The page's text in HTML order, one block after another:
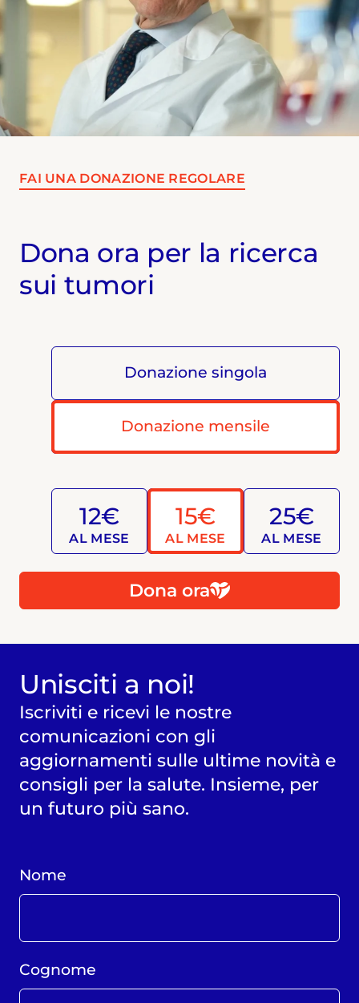
FAI UNA DONAZIONE REGOLARE
Dona ora per la ricerca
sui tumori
Donazione singola
Donazione mensile
12€
AL MESE
15€
AL MESE
25€
AL MESE
Dona ora
Unisciti a noi!
Iscriviti e ricevi le nostre
comunicazioni con gli
aggiornamenti sulle ultime novità e
consigli per la salute. Insieme, per
un futuro più sano.
Nome
Cognome